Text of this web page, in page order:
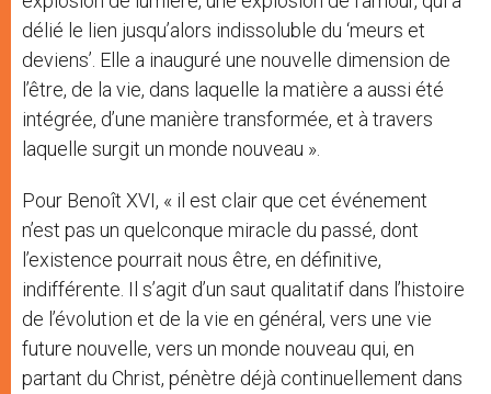
délié le lien jusqu’alors indissoluble du ‘meurs et
deviens’. Elle a inauguré une nouvelle dimension de
l’être, de la vie, dans laquelle la matière a aussi été
intégrée, d’une manière transformée, et à travers
laquelle surgit un monde nouveau ».
Pour Benoît XVI, « il est clair que cet événement
n’est pas un quelconque miracle du passé, dont
l’existence pourrait nous être, en définitive,
indifférente. Il s’agit d’un saut qualitatif dans l’histoire
de l’évolution et de la vie en général, vers une vie
future nouvelle, vers un monde nouveau qui, en
partant du Christ, pénètre déjà continuellement dans